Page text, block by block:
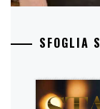
SFOGLIA